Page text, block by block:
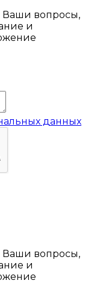
Ваши вопросы,
и
данных
Ваши вопросы,
и